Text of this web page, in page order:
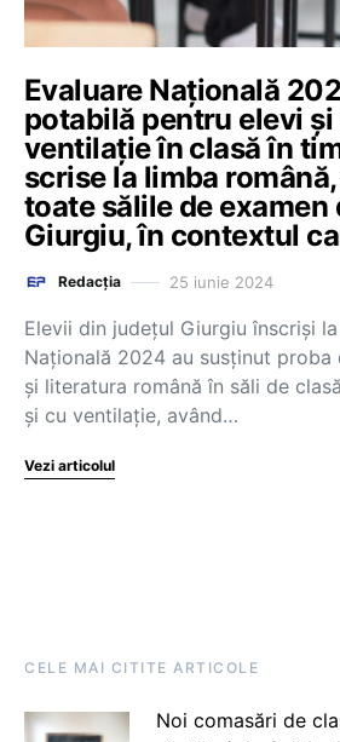
Evaluare Naţională
potabilă pentru elevi
ventilaţie în clasă în
scrise la limba
toate sălile de examen
Giurgiu, în contextul
Redacția 25 iunie 2024
Elevii din judeţul Giurgiu înscrişi
Naţională 2024 au susţinut proba
şi literatura română în săli de
şi cu ventilaţie, având…
Vezi articolul
CELE MAI CITITE ARTICOLE
Noi comasări de